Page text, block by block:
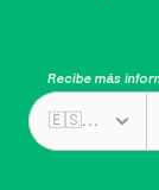
Recibe más